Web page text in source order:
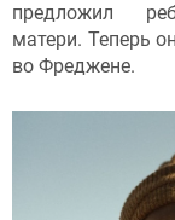
предложил
матери. Теперь
во Фреджене.